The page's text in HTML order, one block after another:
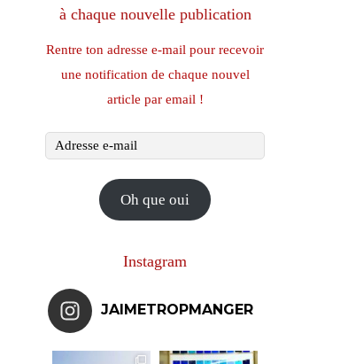
à chaque nouvelle publication
Rentre ton adresse e-mail pour recevoir
une notification de chaque nouvel
article par email !
Adresse
Oh que oui
Instagram
JAIMETROPMANGER